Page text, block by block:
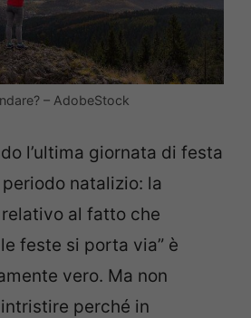
– AdobeStock
l’ultima giornata di festa
natalizio: la
al fatto che
feste si porta via” è
vero. Ma non
perché in